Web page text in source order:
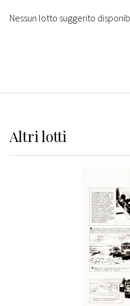
Nessun lotto suggerito
Altrilotti